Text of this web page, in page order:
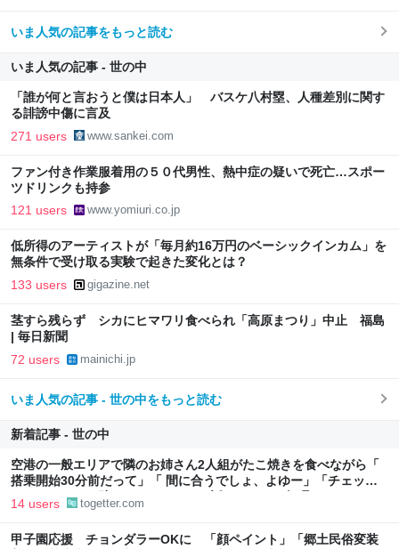
いま人気の記事をもっと読む
いま人気の記事 - 世の中
「誰が何と言おうと僕は日本人」 バスケ八村塁、人種差別に関す
る誹謗中傷に言及
271 users www.sankei.com
ファン付き作業服着用の５０代男性、熱中症の疑いで死亡…スポー
ツドリンクも持参
121 users www.yomiuri.co.jp
低所得のアーティストが「毎月約16万円のベーシックインカム」を
無条件で受け取る実験で起きた変化とは？
133 users gigazine.net
茎すら残らず シカにヒマワリ食べられ「高原まつり」中止 福島
| 毎日新聞
72 users mainichi.jp
いま人気の記事 - 世の中をもっと読む
新着記事 - 世の中
空港の一般エリアで隣のお姉さん2人組がたこ焼きを食べながら「
搭乗開始30分前だって」「 間に合うでしょ、よゆー」「チェック
インしてるし、助けてくれるよ」と話していた→無理です
14 users togetter.com
甲子園応援 チョンダラーOKに 「顔ペイント」「郷土民俗変装